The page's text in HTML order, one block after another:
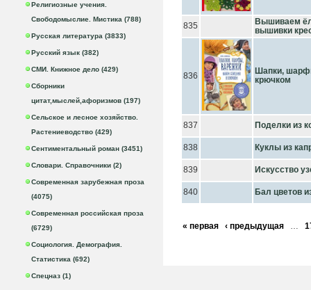
Религиозные учения.
Свободомыслие. Мистика (788)
Русская литература (3833)
Русский язык (382)
СМИ. Книжное дело (429)
Сборники
цитат,мыслей,афоризмов (197)
Сельское и лесное хозяйство.
Растениеводство (429)
Сентиментальный роман (3451)
Словари. Справочники (2)
Современная зарубежная проза
(4075)
Современная российская проза
(6729)
Социология. Демография.
Статистика (692)
Спецназ (1)
835
Вышиваем
вышивки
836
Шапки,
крючком
837 Поделки из
838 Куклы из
839 Искусство
840 Бал цветов
« первая ‹ предыдущая …